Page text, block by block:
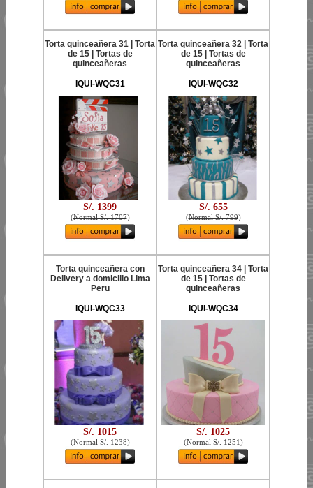
Torta quinceañera 31 | Torta
de 15 | Tortas de
quinceañeras
IQUI-WQC31
S/. 1399
(Normal S/. 1707)
Torta quinceañera 32 | Torta
de 15 | Tortas de
quinceañeras
IQUI-WQC32
S/. 655
(Normal S/. 799)
Torta quinceañera con
Delivery a domicilio Lima
Peru
IQUI-WQC33
S/. 1015
(Normal S/. 1238)
Torta quinceañera 34 | Torta
de 15 | Tortas de
quinceañeras
IQUI-WQC34
S/. 1025
(Normal S/. 1251)